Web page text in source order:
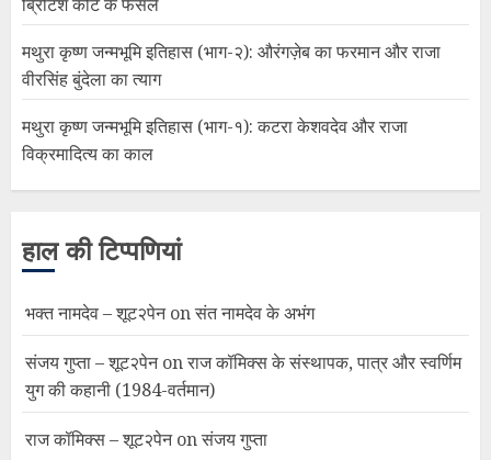
मथुरा कृष्ण जन्मभूमि इतिहास (भाग-२): औरंगज़ेब का फरमान और राजा
वीरसिंह बुंदेला का त्याग
मथुरा कृष्ण जन्मभूमि इतिहास (भाग-१): कटरा केशवदेव और राजा
विक्रमादित्य का काल
हाल की टिप्पणियां
भक्त नामदेव – शूट२पेनonसंत नामदेव के अभंग
संजय गुप्ता – शूट२पेनonराज कॉमिक्स के संस्थापक, पात्र और स्वर्णिम
युग की कहानी (1984-वर्तमान)
राज कॉमिक्स – शूट२पेनonसंजय गुप्ता